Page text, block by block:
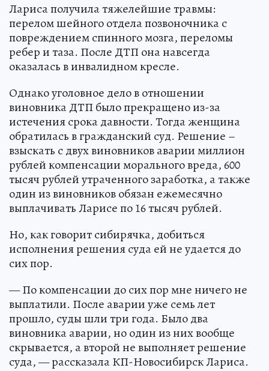
Лариса получила тяжелейшие травмы:
перелом шейного отдела позвоночника с
повреждением спинного мозга, переломы
ребер и таза. После ДТП она навсегда
оказалась в инвалидном кресле.
Однако уголовное дело в отношении
виновника ДТП было прекращено из-за
истечения срока давности. Тогда женщина
обратилась в гражданский суд. Решение –
взыскать с двух виновников аварии миллион
рублей компенсации морального вреда, 600
тысяч рублей утраченного заработка, а также
один из виновников обязан ежемесячно
выплачивать Ларисе по 16 тысяч рублей.
Но, как говорит сибирячка, добиться
исполнения решения суда ей не удается до
сих пор.
— По компенсации до сих пор мне ничего не
выплатили. После аварии уже семь лет
прошло, суды шли три года. Было два
виновника аварии, но один из них вообще
скрывается, а второй не выполняет решение
суда, — рассказала КП-Новосибирск Лариса.